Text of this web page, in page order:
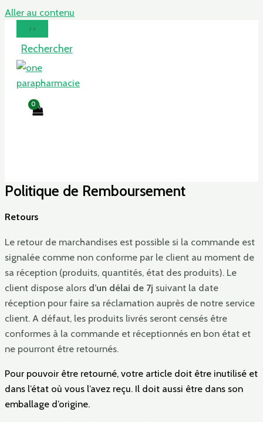
Aller au contenu
Rechercher
Politique de Remboursement
Retours
Le retour de marchandises est possible si la commande est
signalée comme non conforme par le client au moment de
sa réception (produits, quantités, état des produits). Le
client dispose alors d’un délai de 7j suivant la date
réception pour faire sa réclamation auprès de notre service
client. A défaut, les produits livrés seront censés être
conformes à la commande et réceptionnés en bon état et
ne pourront être retournés.
Pour pouvoir être retourné, votre article doit être inutilisé et
dans l’état où vous l’avez reçu. Il doit aussi être dans son
emballage d’origine.